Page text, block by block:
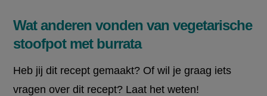
Wat anderen vonden van vegetarische
stoofpot met burrata
Heb jij dit recept gemaakt? Of wil je graag iets
vragen over dit recept? Laat het weten!